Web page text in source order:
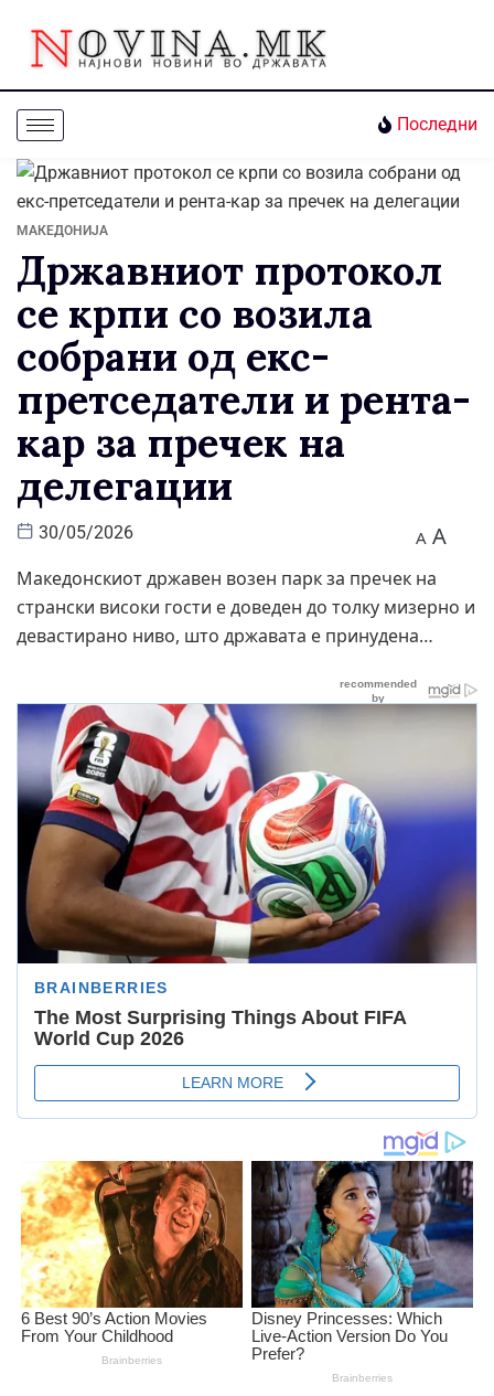
Последни
МАКЕДОНИЈА
Државниот протокол
се крпи со возила
собрани од екс-
претседатели и рента-
кар за пречек на
делегации
30/05/2026 A A
Македонскиот државен возен парк за пречек на
странски високи гости е доведен до толку мизерно и
девастирано ниво, што државата е принудена…